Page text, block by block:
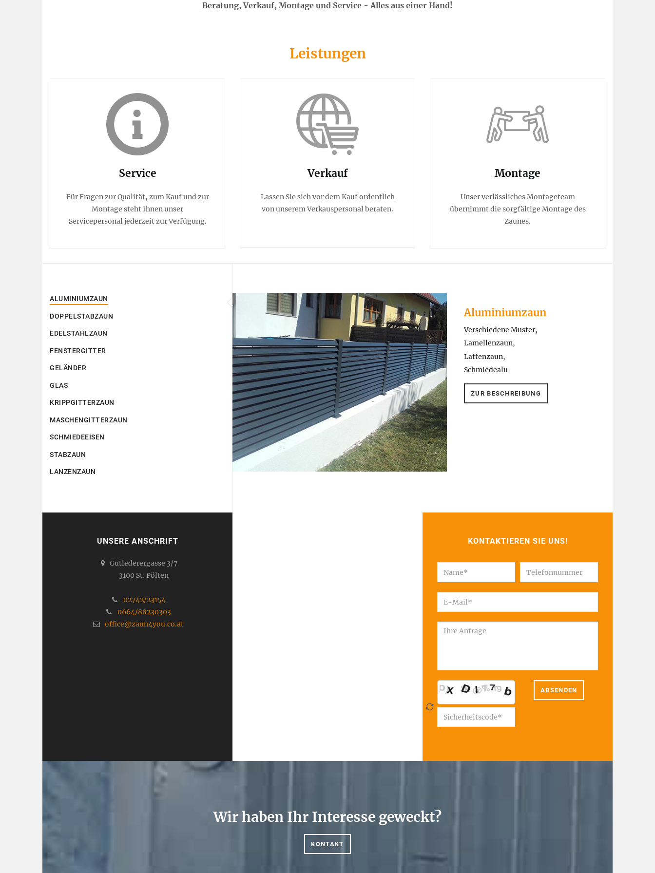
Beratung, Verkauf, Montage und Service - Alles aus einer Hand!
Leistungen
Service
Für Fragen zur Qualität, zum Kauf und zur
Montage steht Ihnen unser
Servicepersonal jederzeit zur Verfügung.
Verkauf
Lassen Sie sich vor dem Kauf ordentlich
von unserem Verkauspersonal beraten.
Montage
Unser verlässliches Montageteam
übernimmt die sorgfältige Montage des
Zaunes.
ALUMINIUMZAUN
DOPPELSTABZAUN
EDELSTAHLZAUN
FENSTERGITTER
GELÄNDER
GLAS
KRIPPGITTERZAUN
MASCHENGITTERZAUN
SCHMIEDEEISEN
STABZAUN
LANZENZAUN
Aluminiumzaun
Verschiedene Muster,
Lamellenzaun,
Lattenzaun,
Schmiedealu
ZUR BESCHREIBUNG
UNSERE ANSCHRIFT
Gutlederergasse 3/7
3100 St. Pölten
02742/23154
0664/88230303
office@zaun4you.co.at
KONTAKTIEREN SIE UNS!
ABSENDEN
Wir haben Ihr Interesse geweckt?
KONTAKT